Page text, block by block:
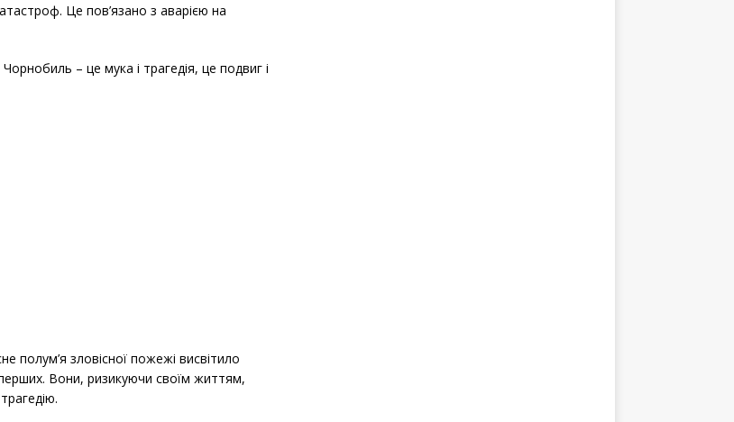
Це пов’язано з аварією на
– це мука і трагедія, це подвиг і
полум’я зловісної пожежі висвітило
Вони, ризикуючи своїм життям,